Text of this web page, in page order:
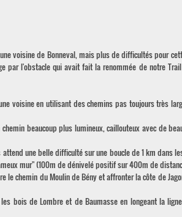
voisine de Bonneval, mais plus de difficultés pour
l'obstacle qui avait fait la renommée de notre
voisine en utilisant des chemins pas toujours très
beaucoup plus lumineux, caillouteux avec de
une belle difficulté sur une boucle de 1 km dans
mur" (100m de dénivelé positif sur 400m de
chemin du Moulin de Bény et affronter la côte de
bois de Lombre et de Baumasse en longeant la